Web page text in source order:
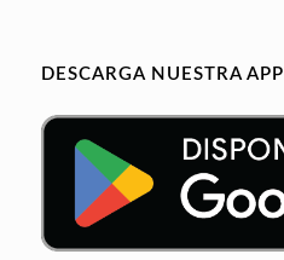
DESCARGA NUESTRA APP